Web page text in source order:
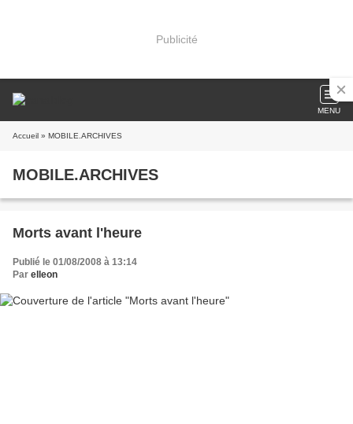
Publicité
MENU
Accueil » MOBILE.ARCHIVES
MOBILE.ARCHIVES
Morts avant l'heure
Publié le 01/08/2008 à 13:14
Par elleon